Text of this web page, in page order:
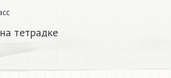
тетрадке​